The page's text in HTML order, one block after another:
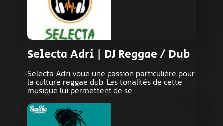
Selecta Adri | DJ Reggae / Dub
Selecta Adri voue une passion particulière pour
la culture reggae dub. Les tonalités de cette
musique lui permettent de se…